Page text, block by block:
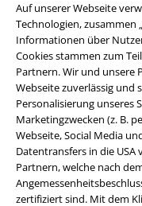
Auf unserer Webseite
Technologien, zusammen
Informationen über
Cookies stammen zum
Partnern. Wir und unsere
Webseite zuverlässig und
Personalisierung unseres
Marketingzwecken (z. B.
Webseite, Social Media
Datentransfers in die
Partnern, welche nach
zertifiziert sind. Mit dem
Rechtliches
AGB